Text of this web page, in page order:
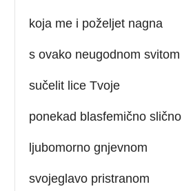
koja me i poželjet nagna
s ovako neugodnom svitom
sučelit lice Tvoje
ponekad blasfemično slično
ljubomorno gnjevnom
svojeglavo pristranom